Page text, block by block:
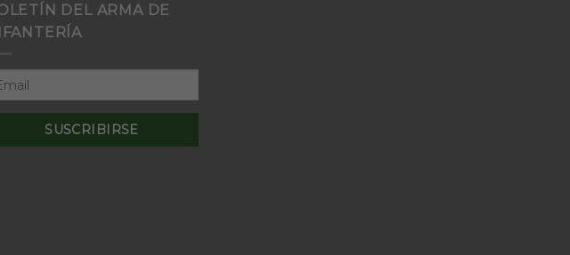
DEL ARMA DE